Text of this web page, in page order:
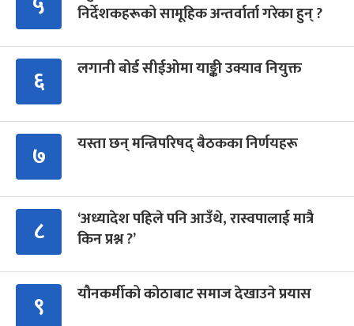
निर्देशकहरूको सामूहिक अन्तर्वार्ता गरेका हुन् ?
६ लगानी बोर्ड सीईओमा याङ्की उक्याव नियुक्त
७ यस्ता छन् मन्त्रिपरिषद् बैठकका निर्णयहरू
८
‘अध्यादेश पहिले पनि आउँथे, रास्वपालाई मात्रै
किन प्रश्न ?’
९ यौनकर्मीको कोठाबाट समाज देखाउने प्रयास